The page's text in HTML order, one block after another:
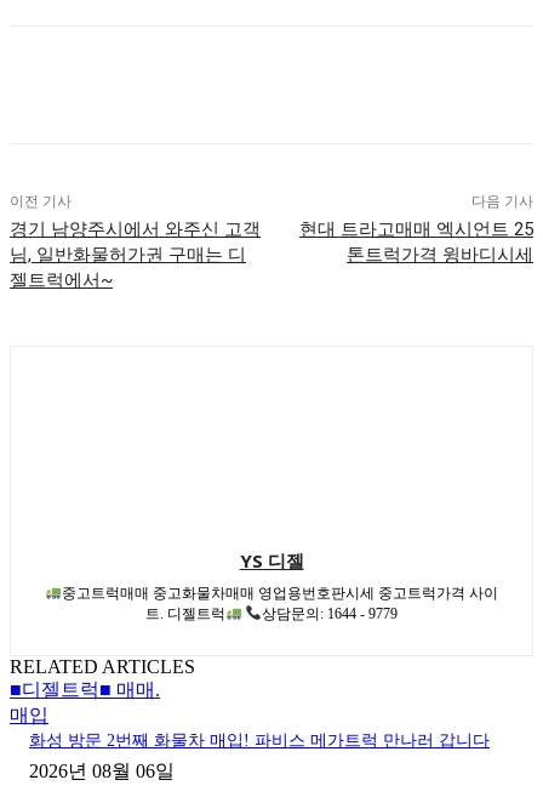
이전 기사
경기 남양주시에서 와주신 고객
님, 일반화물허가권 구매는 디
젤트럭에서~
다음 기사
현대 트라고매매 엑시언트 25
톤트럭가격 윙바디시세
YS 디젤
중고트럭매매 중고화물차매매 영업용번호판시세 중고트럭가격 사이
트. 디젤트럭
상담문의: 1644 - 9779
RELATED ARTICLES
■디젤트럭■ 매매.
매입
화성 방문 2번째 화물차 매입! 파비스 메가트럭 만나러 갑니다
2026년 08월 06일